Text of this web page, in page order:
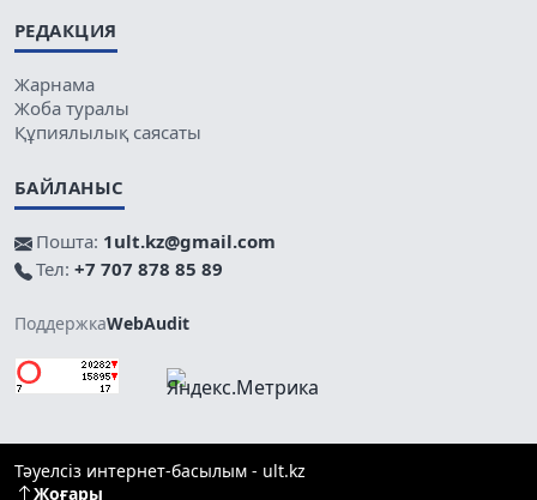
РЕДАКЦИЯ
Жарнама
Жоба туралы
Құпиялылық саясаты
БАЙЛАНЫС
Пошта: 1ult.kz@gmail.com
Тел: +7 707 878 85 89
ПоддержкаWebAudit
Тәуелсіз интернет-басылым - ult.kz
Жоғары